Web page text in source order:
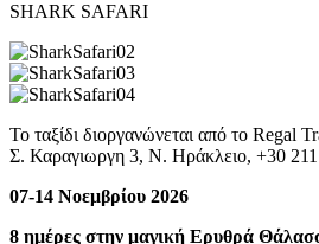
SHARK SAFARI
To ταξίδι διοργανώνεται από το Regal
Σ. Καραγιωργη 3, Ν. Ηράκλειο, +30
07-14 Nοεμβρίου 2026
8 ημέρες στην μαγική Ερυθρά